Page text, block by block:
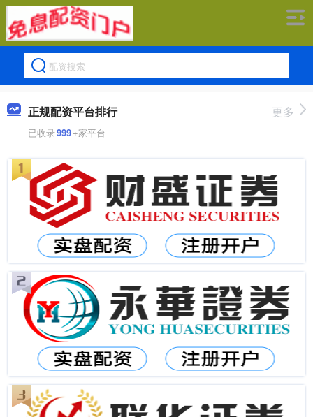
正规配资平台排行
已收录999+家平台
更多